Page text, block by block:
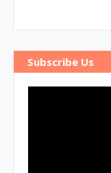
Subscribe Us